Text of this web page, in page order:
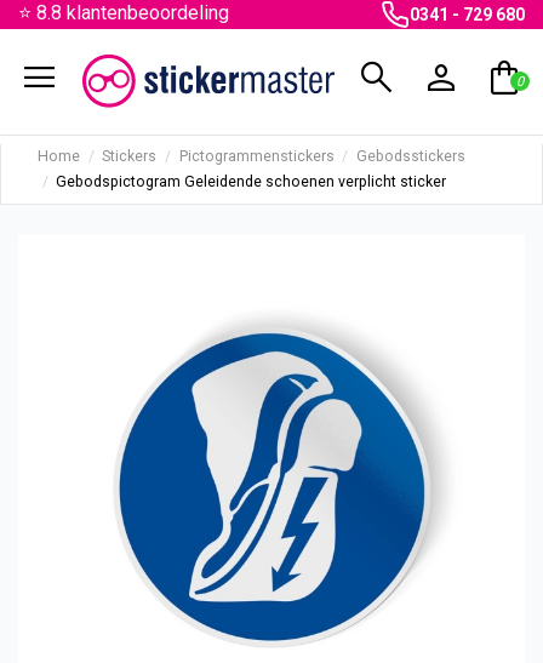
⭐ 8.8 klantenbeoordeling 0341 - 729 680
menu search person shopping_bag
0
Home Stickers Pictogrammenstickers
Gebodsstickers
Gebodspictogram Geleidende schoenen verplicht sticker